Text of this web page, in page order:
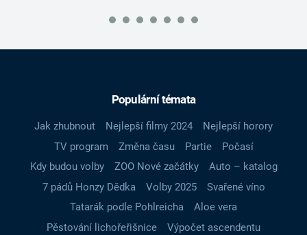
Populární témata
Jak zhubnout Nejlepší filmy 2024
Nejlepší horory
TV program
Změna času Partie
Počasí
Kdy budou volby
ZOO Nové začátky
Auto – katalog
7 pádů Honzy Dědka
Volby 2025
Svařené víno
Tatarák podle Pohlreicha
Aloe vera
Pěstování lichořeřišnice
Výpočet ascendentu